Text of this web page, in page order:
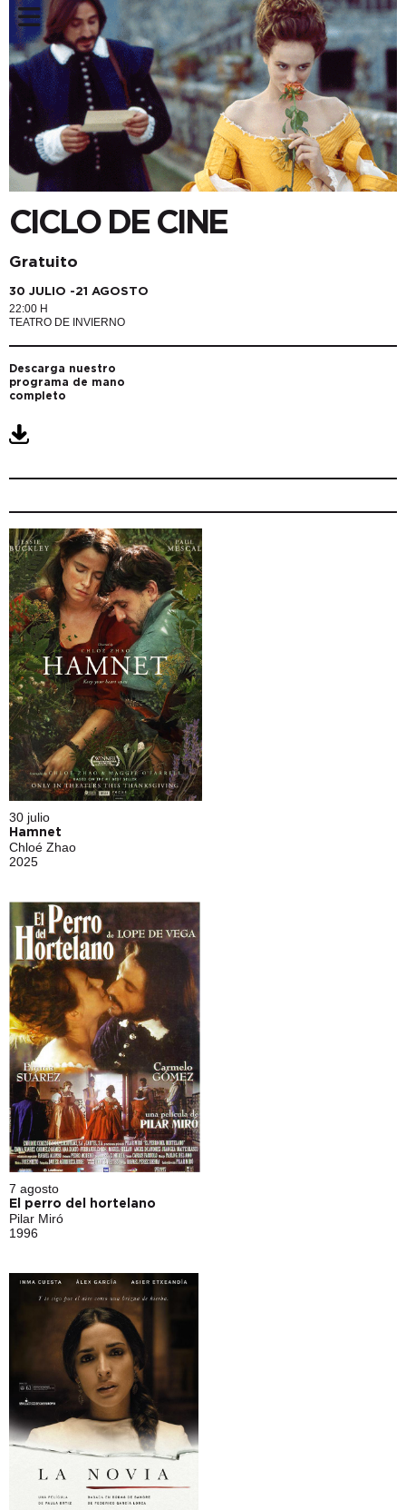
CICLO DE CINE
Gratuito
30 JULIO -21 AGOSTO
22:00 H
TEATRO DE INVIERNO
Descarga nuestro
programa de mano
completo
30 julio
Hamnet
Chloé Zhao
2025
7 agosto
El perro del hortelano
Pilar Miró
1996